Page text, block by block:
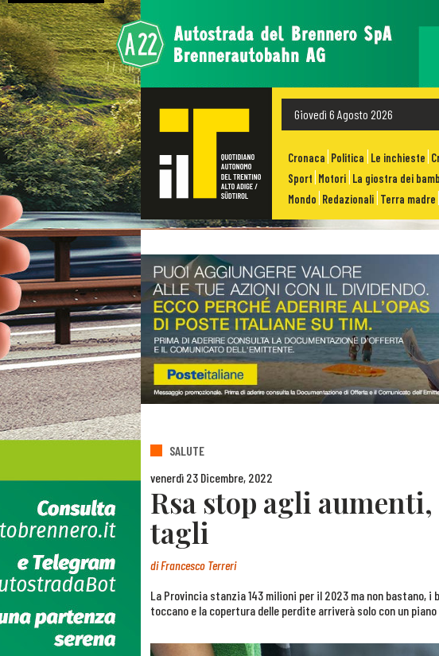
Giovedì 6 Agosto 2026
Cronaca Politica Le inchieste
Sport Motori La giostra dei
Mondo Redazionali Terra madre
SALUTE
venerdì 23 Dicembre, 2022
Rsa stop agli
tagli
diFrancesco Terreri
La Provincia stanzia 143 milioni per il 2023 ma non bastano,
toccano e la copertura delle perdite arriverà solo con un